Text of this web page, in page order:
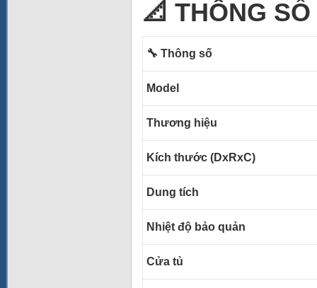
📐 THÔNG
🔧 Thông số
Model
Thương hiệu
Kích thước (DxRxC)
Dung tích
Nhiệt độ bảo quản
Cửa tủ